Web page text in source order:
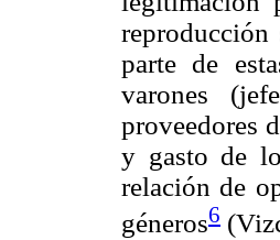
parte de
varones
proveedores
y gasto de
relación de
géneros6